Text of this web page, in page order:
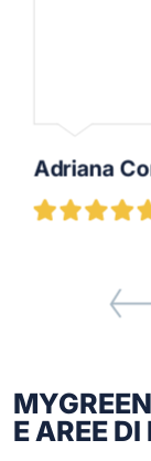
Adriana
E AREE